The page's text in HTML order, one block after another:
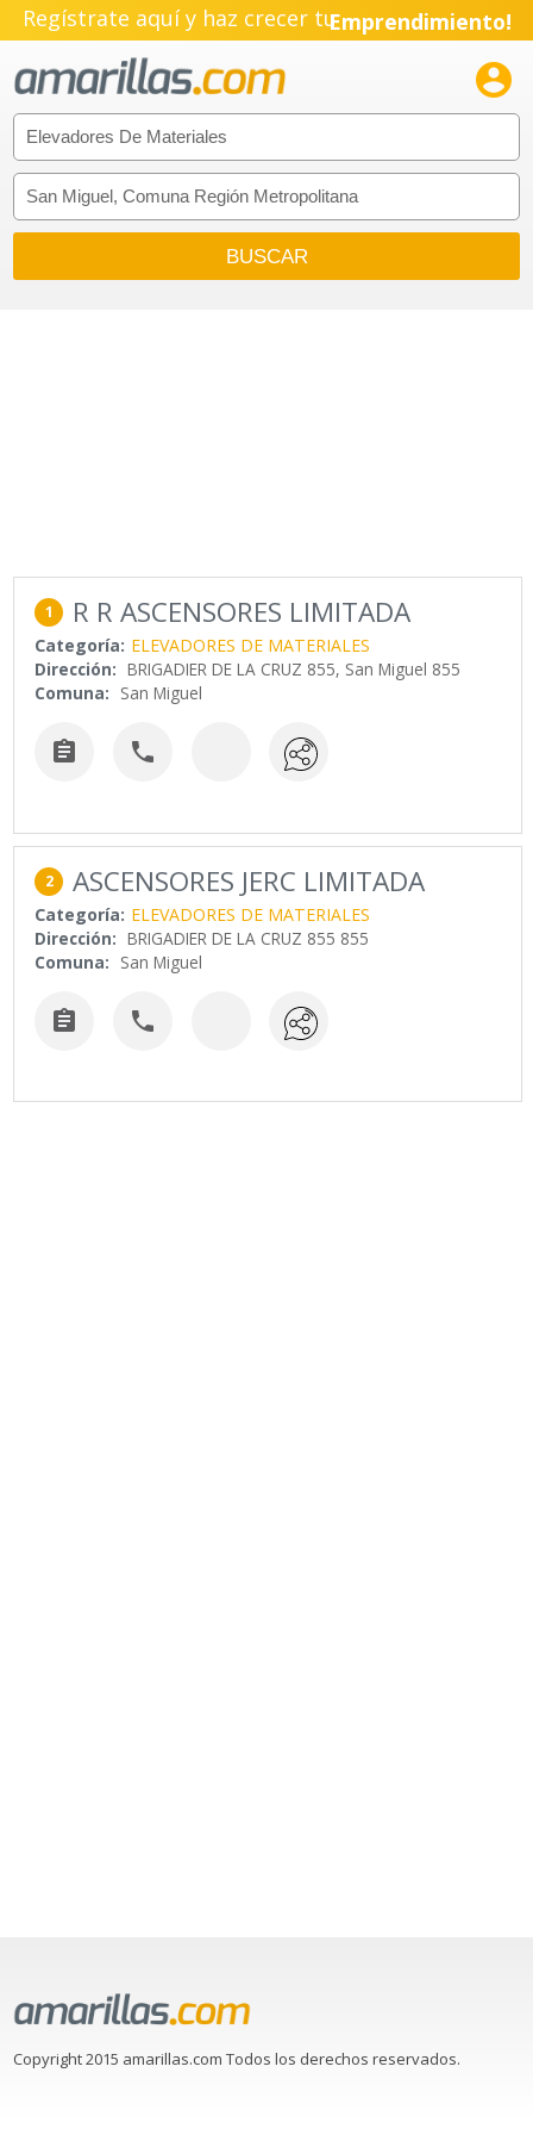
Regístrate aquí y haz crecer tuEmprendimiento!

1 R R ASCENSORES LIMITADA
Categoría: ELEVADORES DE MATERIALES
Dirección: BRIGADIER DE LA CRUZ 855, San Miguel 855
Comuna: San Miguel
 
2 ASCENSORES JERC LIMITADA
Categoría: ELEVADORES DE MATERIALES
Dirección: BRIGADIER DE LA CRUZ 855 855
Comuna: San Miguel
 
Copyright 2015 amarillas.com Todos los derechos reservados.